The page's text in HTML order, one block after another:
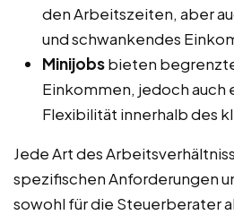
den Arbeitszeiten, aber
und schwankendes
Minijobsbieten
Einkommen, jedoch auch
Flexibilität innerhalb des
Jede Art des
spezifischen Anforderungen
sowohl für die Steuerberater